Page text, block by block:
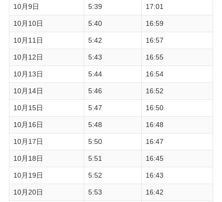
10月9日 5:39 17:01
10月10日 5:40 16:59
10月11日 5:42 16:57
10月12日 5:43 16:55
10月13日 5:44 16:54
10月14日 5:46 16:52
10月15日 5:47 16:50
10月16日 5:48 16:48
10月17日 5:50 16:47
10月18日 5:51 16:45
10月19日 5:52 16:43
10月20日 5:53 16:42